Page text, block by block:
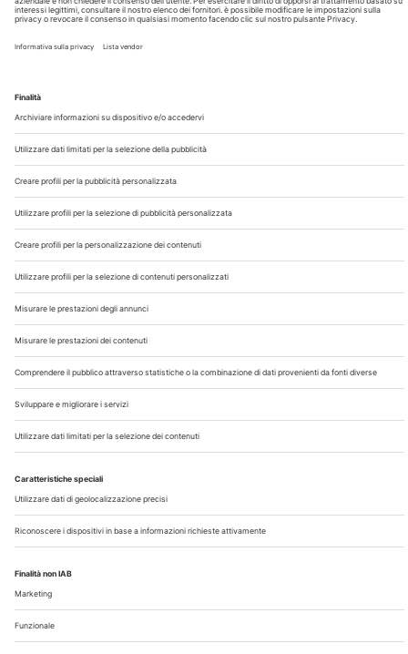
Chi Siamo
Contatti
Note Legali
Privacy
©2026 Edra S.p.a | www.edraspa.it | P.iva 08056040960
| Tel. 02/881841 | Sede legale: Viale Enrico Forlanini 21 -
20134 Milano (Italy)
Registrazione Tribunale di Milano n° 5578/2022 del
5/05/2022